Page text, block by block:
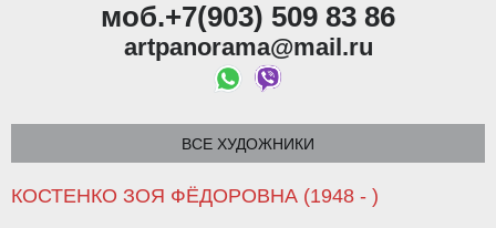
моб.+7(903) 509 83 86
artpanorama@mail.ru
ВСЕ ХУДОЖНИКИ
КОСТЕНКО ЗОЯ ФЁДОРОВНА (1948 - )